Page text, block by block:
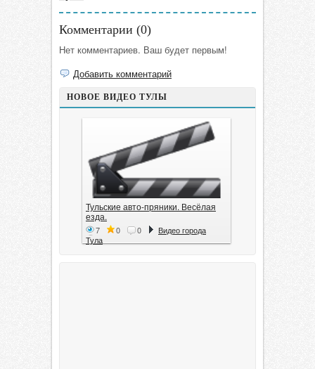
Комментарии (0)
Нет комментариев. Ваш будет первым!
Добавить комментарий
НОВОЕ ВИДЕО ТУЛЫ
Тульские авто-пряники. Весёлая
езда.
7 0 0
Видео города
Тула